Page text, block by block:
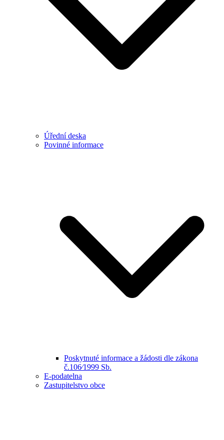
Úřední deska
Povinné informace
Poskytnuté informace a žádosti dle zákona
č.106⁄1999 Sb.
E-podatelna
Zastupitelstvo obce